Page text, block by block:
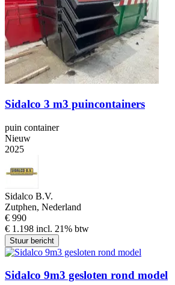
Sidalco 3 m3 puincontainers
puin container
Nieuw
2025
Sidalco B.V.
Zutphen, Nederland
€ 990
€ 1.198 incl. 21% btw
Stuur bericht
Sidalco 9m3 gesloten rond model